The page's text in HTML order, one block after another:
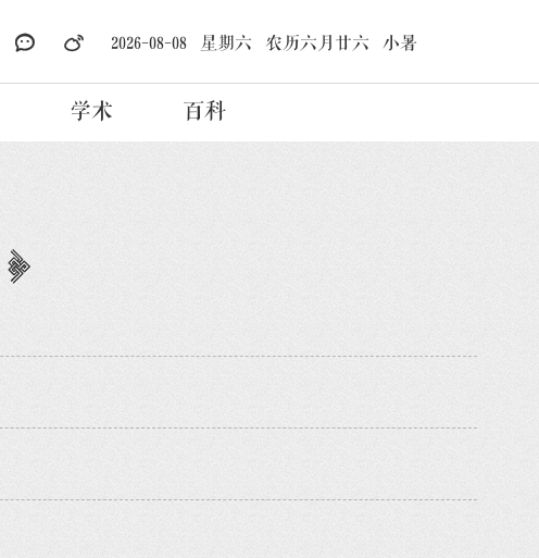
2026-08-08 星期六 农历六月廿六 小暑
学术 百科